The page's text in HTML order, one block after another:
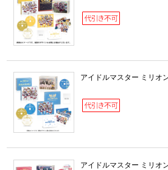
アイドルマスター ミリオ
アイドルマスター ミリオ